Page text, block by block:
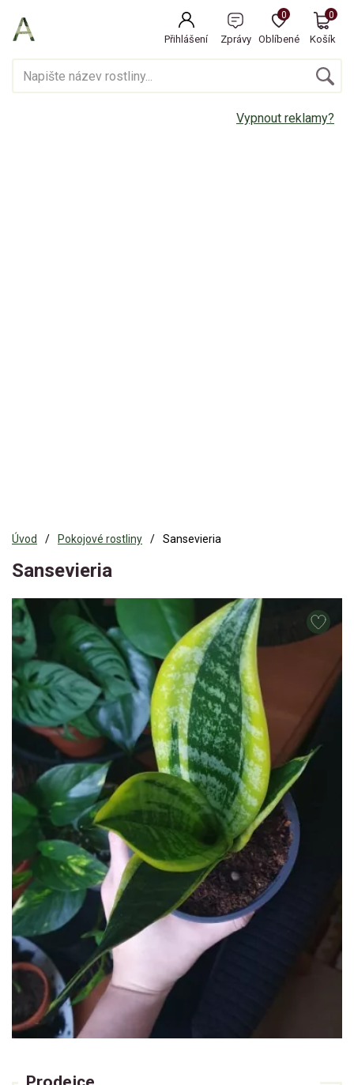
Přihlášení Zprávy Oblíbené
0
Košík
0
Vypnout reklamy?
Úvod Pokojové rostliny Sansevieria
Sansevieria